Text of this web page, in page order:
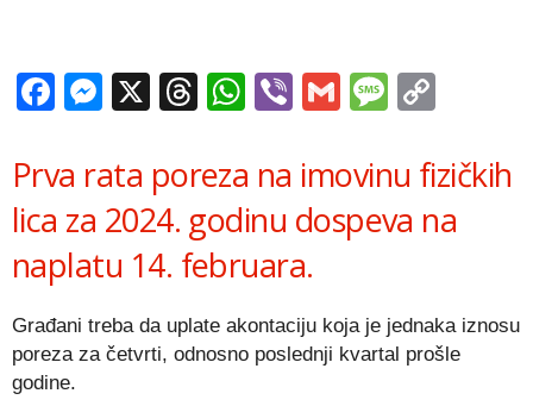
Facebook
Messenger
X Threads
WhatsApp
ViberGmail
Prva rata poreza na imovinu fizičkih
lica za 2024. godinu dospeva na
naplatu 14. februara.
Građani treba da uplate akontaciju koja je jednaka iznosu
poreza za četvrti, odnosno poslednji kvartal prošle
godine.